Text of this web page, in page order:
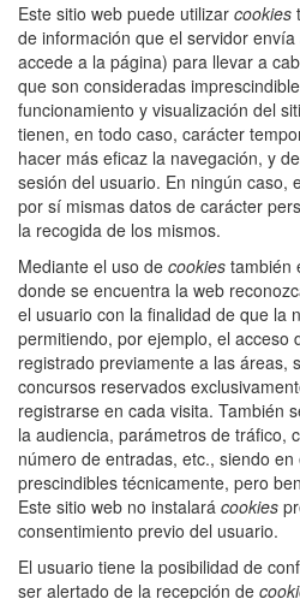
Este sitio web puede utilizar cookies
de información que el servidor
accede a la página) para llevar a
que son consideradas
funcionamiento y visualización del
tienen, en todo caso, carácter
hacer más eficaz la navegación, y
sesión del usuario. En ningún caso,
por sí mismas datos de carácter
la recogida de los mismos.
Mediante el uso de cookies también
donde se encuentra la web
el usuario con la finalidad de que la
permitiendo, por ejemplo, el acceso
registrado previamente a las áreas,
concursos reservados
registrarse en cada visita. También
la audiencia, parámetros de tráfico,
número de entradas, etc., siendo en
prescindibles técnicamente, pero
Este sitio web no instalará cookies
consentimiento previo del usuario.
El usuario tiene la posibilidad de
ser alertado de la recepción de